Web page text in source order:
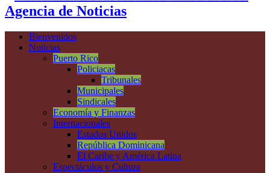
Agencia de Noticias
Bienvenidos
Noticias
Puerto Rico
Policiacas
Tribunales
Municipales
Sindicales
Economía y Finanzas
Internacionales
Estados Unidos
República Dominicana
El Caribe y América Latina
Espectáculos y Cultura